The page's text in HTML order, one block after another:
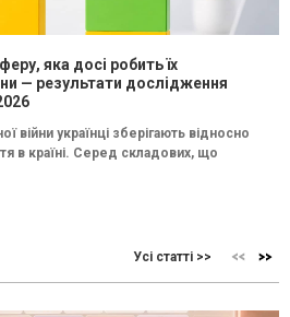
яка досі робить їх
— результати дослідження
війни українці зберігають відносно
в країні. Серед складових, що
Усі статті >>